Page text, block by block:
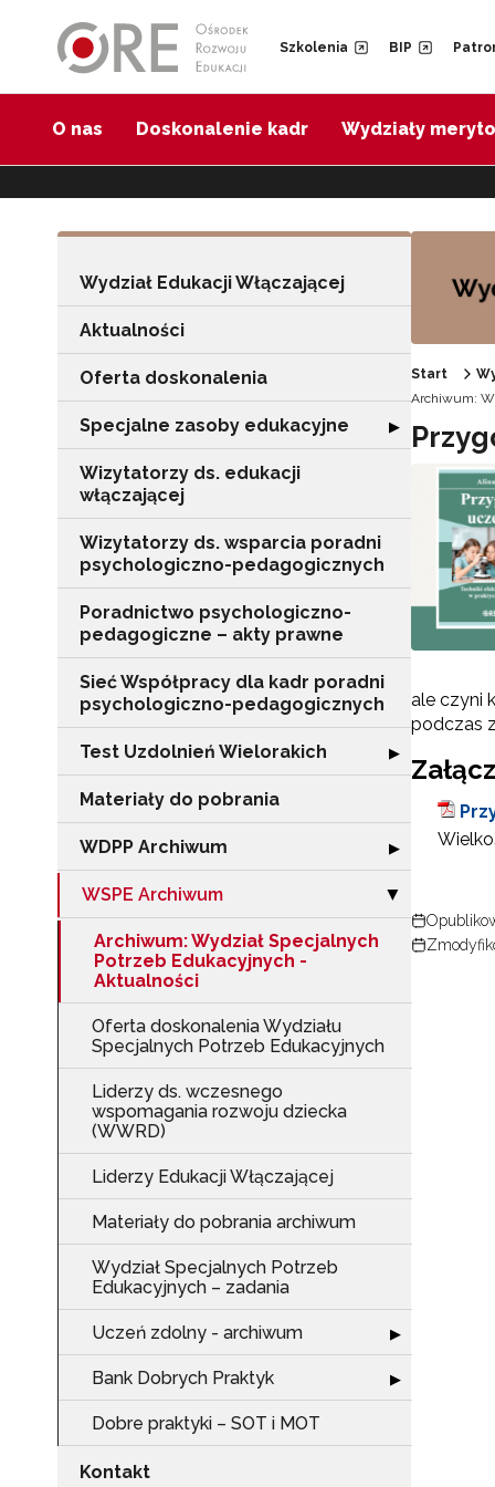
Szkolenia BIP
O nas Doskonalenie kadr Wydziały
Wydział Edukacji Włączającej
Aktualności
Oferta doskonalenia
Specjalne zasoby edukacyjne Rozwiń sekcję
▶
Wizytatorzy ds. edukacji
włączającej
Wizytatorzy ds. wsparcia poradni
psychologiczno-pedagogicznych
Poradnictwo psychologiczno-
pedagogiczne – akty prawne
Sieć Współpracy dla kadr poradni
psychologiczno-pedagogicznych
Test Uzdolnień Wielorakich Rozwiń sekcję
▶
Materiały do pobrania
WDPP Archiwum Rozwiń sekcję
▶
WSPE Archiwum Zwiń sekcję
▶
Archiwum: Wydział Specjalnych
Potrzeb Edukacyjnych -
Aktualności
Oferta doskonalenia Wydziału
Specjalnych Potrzeb Edukacyjnych
Liderzy ds. wczesnego
wspomagania rozwoju dziecka
(WWRD)
Liderzy Edukacji Włączającej
Materiały do pobrania archiwum
Wydział Specjalnych Potrzeb
Edukacyjnych – zadania
Uczeń zdolny - archiwum Rozwiń sekcję
▶
Bank Dobrych Praktyk Rozwiń sekcję
▶
Dobre praktyki – SOT i MOT
Kontakt
Start
Archiwum:
ale czyni
podczas